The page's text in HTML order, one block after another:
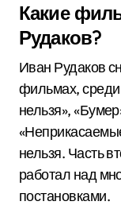
Какие
Рудаков?
Иван Рудаков
фильмах, среди
нельзя»,
нельзя. Часть
работал над
постановками.